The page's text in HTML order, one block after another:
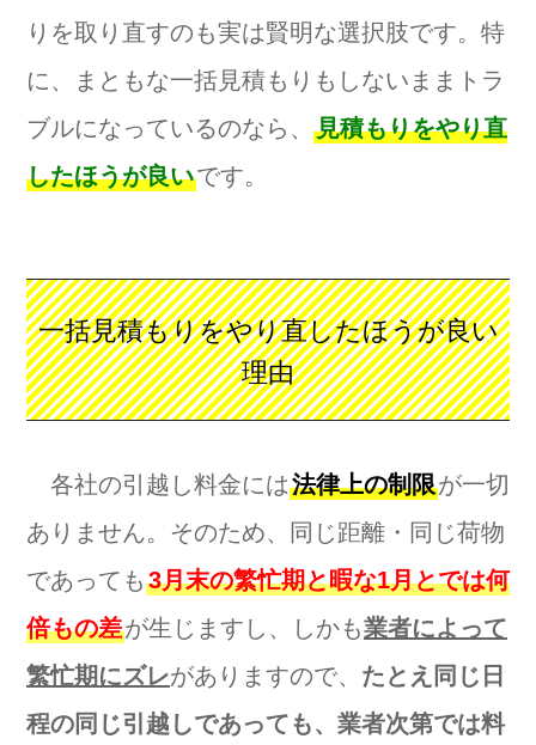
りを取り直すのも実は賢明な選択肢です。特
に、まともな一括見積もりもしないままトラ
ブルになっているのなら、 見積もりをやり直
したほうが良いです。
一括見積もりをやり直したほうが良い
理由
各社の引越し料金には法律上の制限が一切
ありません。そのため、同じ距離・同じ荷物
であっても 3月末の繁忙期と暇な1月とでは何
倍もの差が生じますし、しかも業者によって
繁忙期にズレがありますので、 たとえ同じ日
程の同じ引越しであっても、業者次第では料